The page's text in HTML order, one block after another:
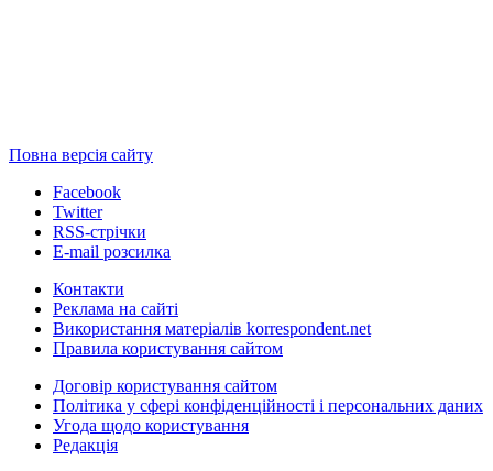
Повна версія сайту
Facebook
Twitter
RSS-стрічки
E-mail розсилка
Контакти
Реклама на сайті
Використання матеріалів korrespondent.net
Правила користування сайтом
Договір користування сайтом
Політика у сфері конфіденційності і персональних даних
Угода щодо користування
Редакція